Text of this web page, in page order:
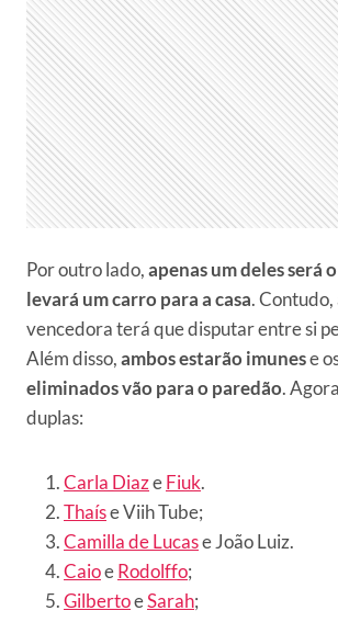
Por outro lado,apenas um deles será
levará um carro para a casa. Contudo,
vencedora terá que disputar entre si
Além disso,ambos estarão imunese
eliminados vão para o paredão.
duplas:
Carla DiazeFiuk.
Thaíse Viih Tube;
Camilla de Lucase João Luiz.
CaioeRodolffo;
GilbertoeSarah;